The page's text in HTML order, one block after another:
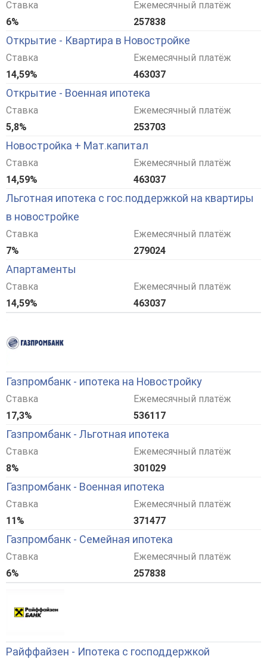
Ставка
6%
Ежемесячный платёж
257838
Открытие - Квартира в Новостройке
Ставка
14,59%
Ежемесячный платёж
463037
Открытие - Военная ипотека
Ставка
5,8%
Ежемесячный платёж
253703
Новостройка + Мат.капитал
Ставка
14,59%
Ежемесячный платёж
463037
Льготная ипотека с гос.поддержкой на квартиры
в новостройке
Ставка
7%
Ежемесячный платёж
279024
Апартаменты
Ставка
14,59%
Ежемесячный платёж
463037
Газпромбанк - ипотека на Новостройку
Ставка
17,3%
Ежемесячный платёж
536117
Газпромбанк - Льготная ипотека
Ставка
8%
Ежемесячный платёж
301029
Газпромбанк - Военная ипотека
Ставка
11%
Ежемесячный платёж
371477
Газпромбанк - Семейная ипотека
Ставка
6%
Ежемесячный платёж
257838
Райффайзен - Ипотека с господдержкой